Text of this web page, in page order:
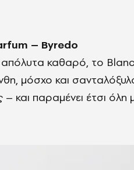
– Byredo
απόλυτα καθαρό, το
μόσχο και
και παραμένει έτσι όλη